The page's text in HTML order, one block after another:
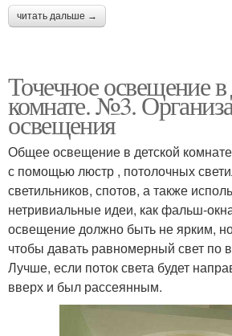
читать дальше →
Точечное освещение в
комнате. №3.
освещения
Общее освещение в детской
с помощью люстр , потолочных
светильников, спотов, а также
нетривиальные идеи, как фальш-
освещение должно быть не ярким,
чтобы давать равномерный свет по
Лучше, если поток света будет
вверх и был рассеянным.